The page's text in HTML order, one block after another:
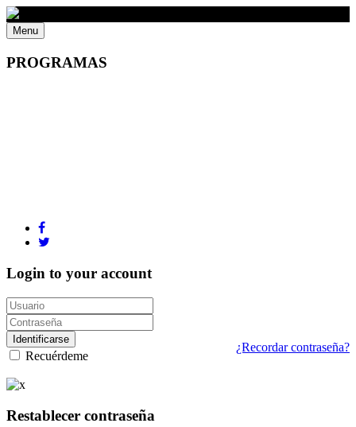
Menu
PROGRAMAS
Login to your account
Identificarse
Recuérdeme
¿Recordar contraseña?
Restablecer contraseña